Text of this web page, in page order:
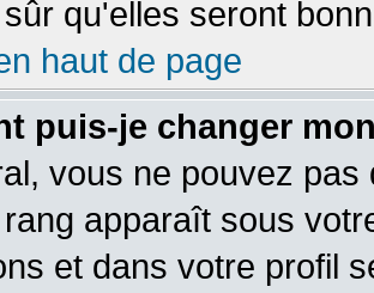
qu'elles seront
haut de page
puis-je changer
vous ne pouvez
apparaît sous
et dans votre profil